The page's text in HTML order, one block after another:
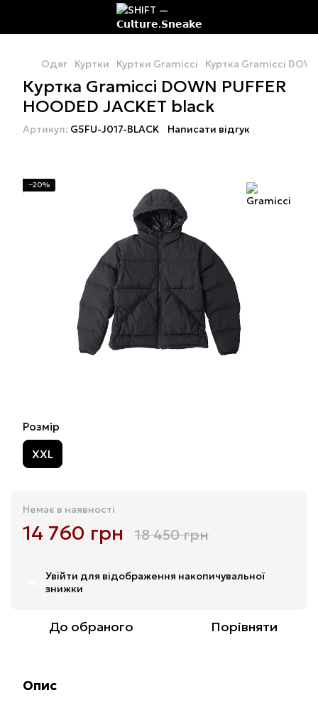
Одяг Куртки Куртки Gramicci Куртка Gramicci
Куртка Gramicci DOWN PUFFER
HOODED JACKET black
Артикул: G5FU-J017-BLACK Написати відгук
−20%
Розмір
XXL
Немає в наявності
14 760 грн 18 450 грн
Увійти для відображення накопичувальної
знижки
До обраного Порівняти
Опис